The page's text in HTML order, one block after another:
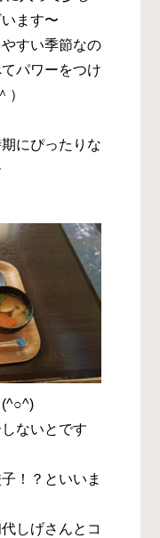
ます〜
すい季節なの
パワーをつけ
）
にぴったりな
(^○^)
ないとです
！？といいま
しげさんとコ